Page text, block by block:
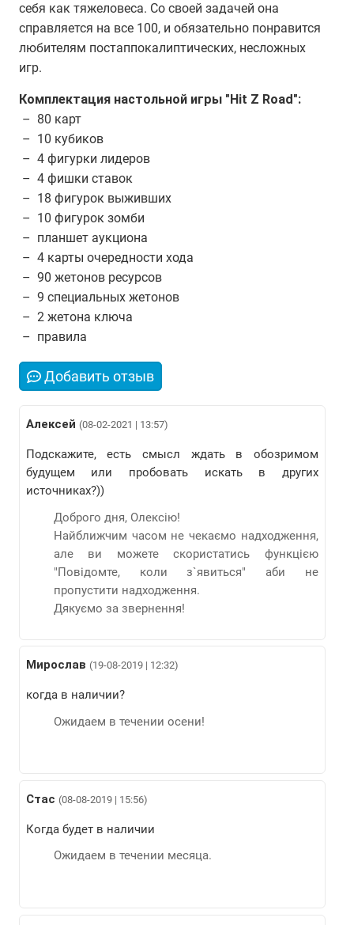
себя как тяжеловеса. Со своей задачей она
справляется на все 100, и обязательно понравится
любителям постаппокалиптических, несложных
игр.
Комплектация настольной игры "Hit Z Road":
– 80 карт
– 10 кубиков
– 4 фигурки лидеров
– 4 фишки ставок
– 18 фигурок выживших
– 10 фигурок зомби
– планшет аукциона
– 4 карты очередности хода
– 90 жетонов ресурсов
– 9 специальных жетонов
– 2 жетона ключа
– правила
Добавить отзыв
Алексей (08-02-2021 | 13:57)
Подскажите, есть смысл ждать в обозримом
будущем или пробовать искать в других
источниках?))
Доброго дня, Олексію!
Найближчим часом не чекаємо надходження,
але ви можете скористатись функцією
"Повідомте, коли з`явиться" аби не
пропустити надходження.
Дякуємо за звернення!
Мирослав (19-08-2019 | 12:32)
когда в наличии?
Ожидаем в течении осени!
Стас (08-08-2019 | 15:56)
Когда будет в наличии
Ожидаем в течении месяца.